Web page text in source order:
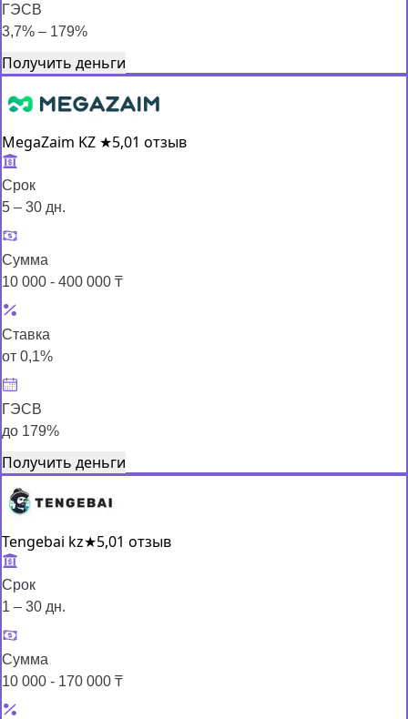
ГЭСВ
3,7% – 179%
Получить деньги
MegaZaim KZ ★5,01 отзыв
Срок
5 – 30 дн.
Сумма
10 000 - 400 000 ₸
Ставка
от 0,1%
ГЭСВ
до 179%
Получить деньги
Tengebai kz★5,01 отзыв
Срок
1 – 30 дн.
Сумма
10 000 - 170 000 ₸